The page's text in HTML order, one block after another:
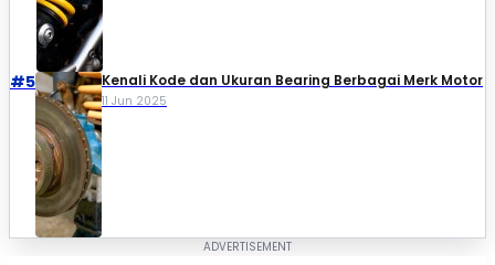
#5 Kenali Kode dan Ukuran Bearing Berbagai Merk Motor
11 Jun 2025